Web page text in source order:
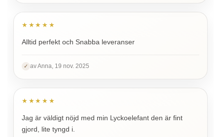
★★★★★
Alltid perfekt och Snabba leveranser
✓ av Anna, 19 nov. 2025
★★★★★
Jag är väldigt nöjd med min Lyckoelefant den är fint
gjord, lite tyngd i.